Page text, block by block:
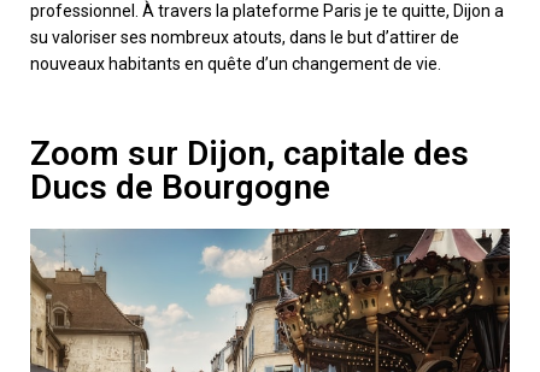
professionnel. À travers la plateforme Paris je te quitte, Dijon a
su valoriser ses nombreux atouts, dans le but d’attirer de
nouveaux habitants en quête d’un changement de vie.
Zoom sur Dijon, capitale des
Ducs de Bourgogne